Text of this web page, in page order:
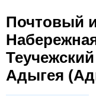
Почтовый
Адыгея